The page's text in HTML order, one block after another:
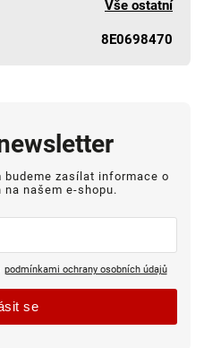
Vše ostatní
8E0698470
budeme zasílat informace o
našem e-shopu.
podmínkami ochrany osobních údajů
se